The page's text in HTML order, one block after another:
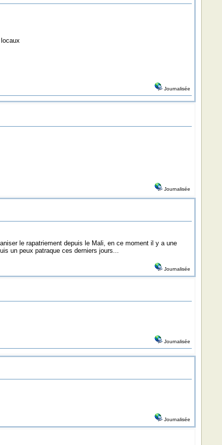
Journalisée
Journalisée
le rapatriement depuis le Mali, en ce moment il y a une
un peux patraque ces derniers jours...
Journalisée
Journalisée
Journalisée